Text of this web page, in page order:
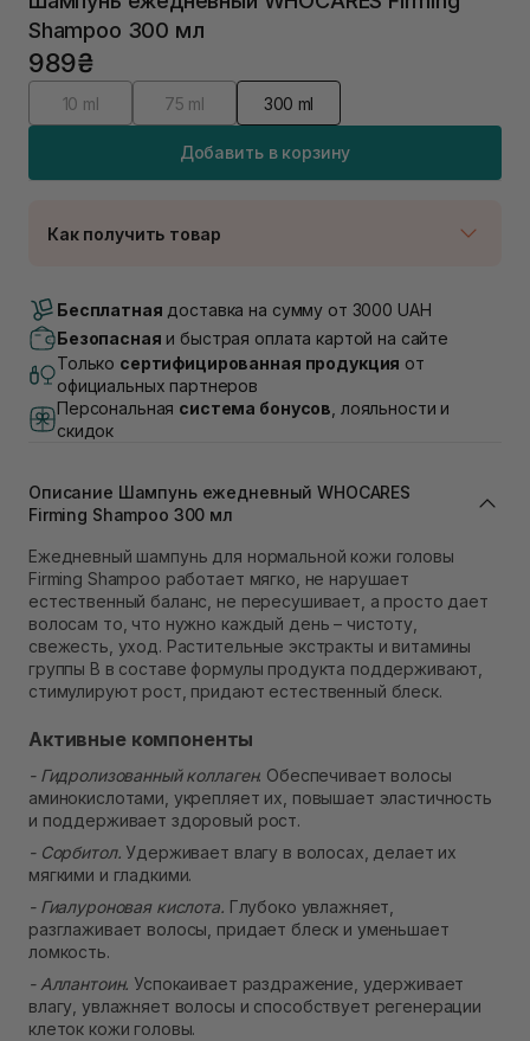
Shampoo 300 мл
989₴
10 ml 75 ml 300 ml
Добавить в корзину
Как получить товар
В наличии
Самовывоз г. Луцк, Винниченка 4
Самовывоз г. Львов, ул. Академика Подстригача,
1В (Duck's Lake)
Самовывоз г. Львов ул. Степана Бандеры 43
В наличии
В наличии
Самовывоз г. Ровно, ул. Кулика и Гудачека 23 (ТЦ
Экватор)
В наличии
Бесплатная доставка на сумму от 3000 UAH
Безопасная и быстрая оплата картой на сайте
Только сертифицированная продукция от
официальных партнеров
Персональная система бонусов , лояльности и
скидок
Описание Шампунь ежедневный WHOCARES
Firming Shampoo 300 мл
Ежедневный шампунь для нормальной кожи головы
Firming Shampoo работает мягко, не нарушает
естественный баланс, не пересушивает, а просто дает
волосам то, что нужно каждый день – чистоту,
свежесть, уход. Растительные экстракты и витамины
группы B в составе формулы продукта поддерживают,
стимулируют рост, придают естественный блеск.
Активные компоненты
- Гидролизованный коллаген. Обеспечивает волосы
аминокислотами, укрепляет их, повышает эластичность
и поддерживает здоровый рост.
- Сорбитол. Удерживает влагу в волосах, делает их
мягкими и гладкими.
- Гиалуроновая кислота. Глубоко увлажняет,
разглаживает волосы, придает блеск и уменьшает
ломкость.
- Аллантоин. Успокаивает раздражение, удерживает
влагу, увлажняет волосы и способствует регенерации
клеток кожи головы.